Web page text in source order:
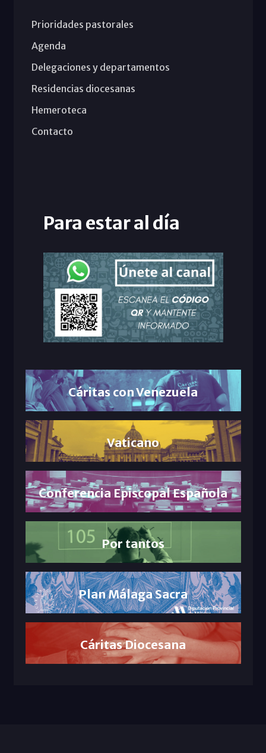
Prioridades pastorales
Agenda
Delegaciones y departamentos
Residencias diocesanas
Hemeroteca
Contacto
Para estar al día
Cáritas con Venezuela
Vaticano
Conferencia Episcopal Española
Por tantos
Plan Málaga Sacra
Cáritas Diocesana